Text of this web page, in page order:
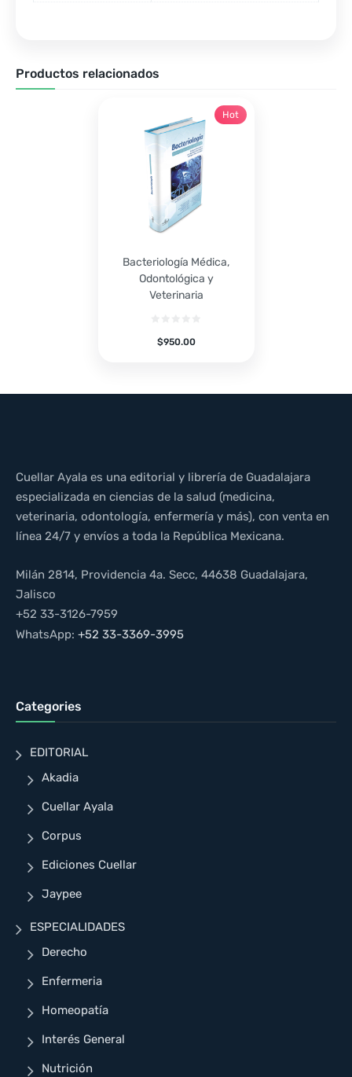
Productos relacionados
Bacteriología Médica,
Odontológica y
Veterinaria
$950.00
Hot
Cuellar Ayala es una editorial y librería de Guadalajara
especializada en ciencias de la salud (medicina,
veterinaria, odontología, enfermería y más), con venta en
línea 24/7 y envíos a toda la República Mexicana.
Milán 2814, Providencia 4a. Secc, 44638 Guadalajara,
Jalisco
+52 33-3126-7959
WhatsApp: +52 33-3369-3995
Categories
EDITORIAL
Akadia
Cuellar Ayala
Corpus
Ediciones Cuellar
Jaypee
ESPECIALIDADES
Derecho
Enfermeria
Homeopatía
Interés General
Nutrición